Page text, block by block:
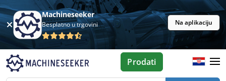
Machineseeker
Besplatno u trgovini Na aplikaciju
Prodati